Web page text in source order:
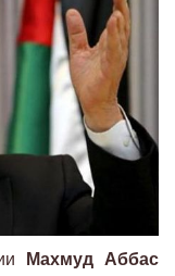
Махмуд Аббас